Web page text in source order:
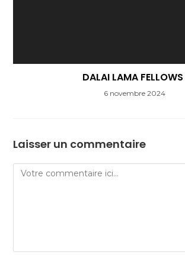
DALAI LAMA FELLOWS
6 novembre 2024
Laisser un commentaire